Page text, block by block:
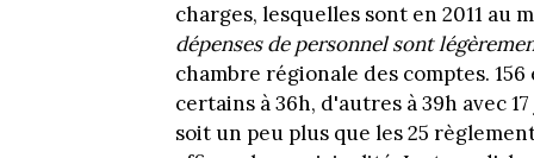
charges, lesquelles sont en 2011 au
dépenses de personnel sont
chambre régionale des comptes.
certains à 36h, d'autres à 39h avec
soit un peu plus que les 25